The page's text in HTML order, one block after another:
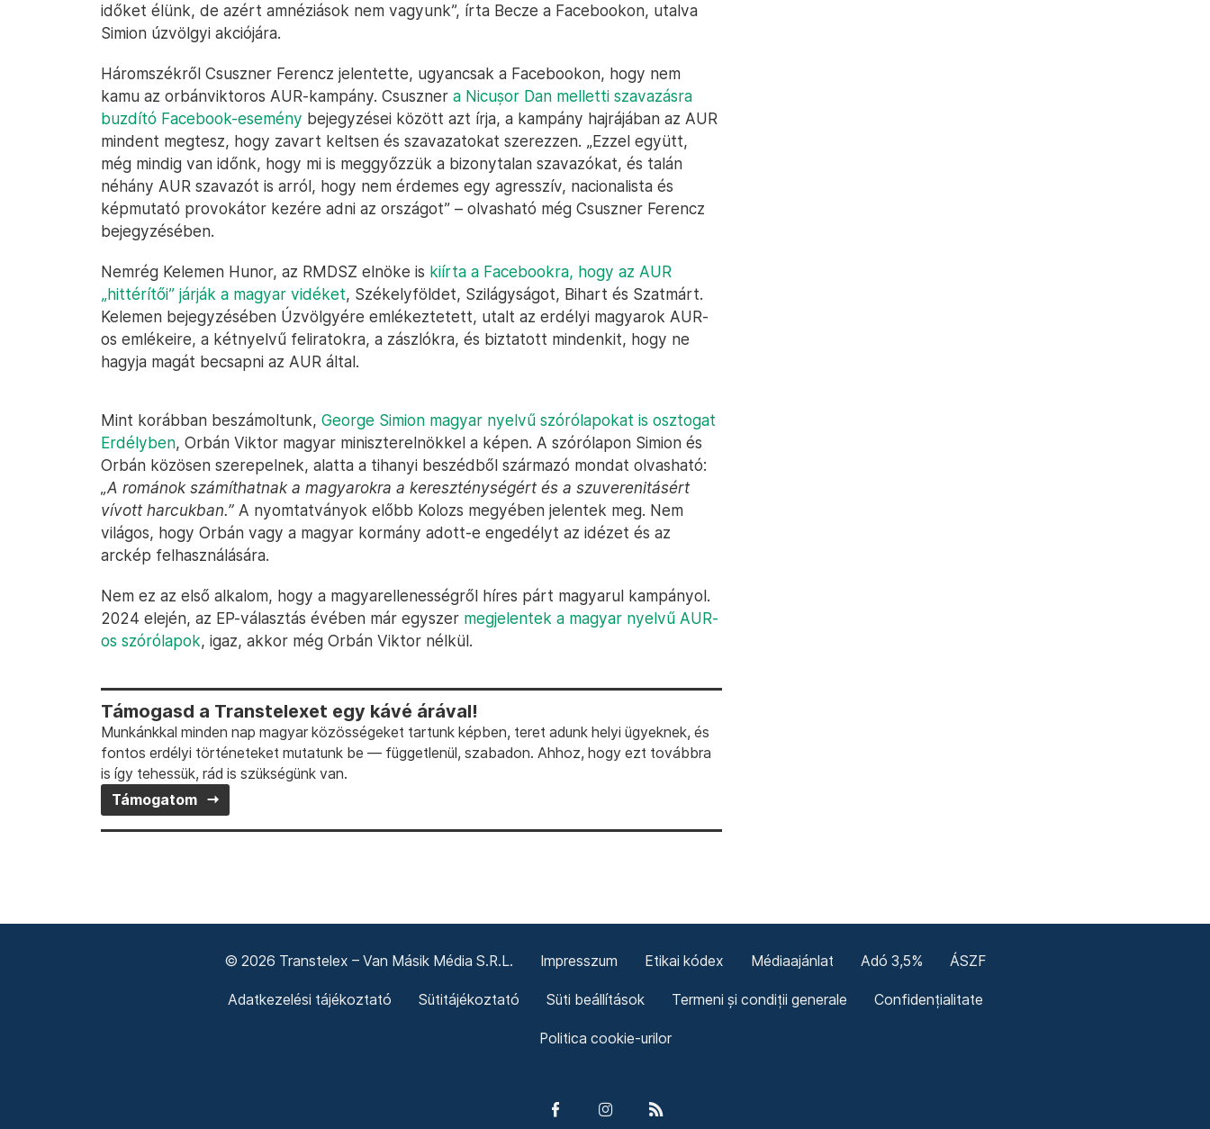
időket élünk, de azért amnéziások nem vagyunk”, írta Becze a Facebookon, utalva
Simion úzvölgyi akciójára.
Háromszékről Csuszner Ferencz jelentette, ugyancsak a Facebookon, hogy nem
kamu az orbánviktoros AUR-kampány. Csuszner a Nicușor Dan melletti szavazásra
buzdító Facebook-esemény bejegyzései között azt írja, a kampány hajrájában az AUR
mindent megtesz, hogy zavart keltsen és szavazatokat szerezzen. „Ezzel együtt,
még mindig van időnk, hogy mi is meggyőzzük a bizonytalan szavazókat, és talán
néhány AUR szavazót is arról, hogy nem érdemes egy agresszív, nacionalista és
képmutató provokátor kezére adni az országot” – olvasható még Csuszner Ferencz
bejegyzésében.
Nemrég Kelemen Hunor, az RMDSZ elnöke is kiírta a Facebookra, hogy az AUR
„hittérítői” járják a magyar vidéket, Székelyföldet, Szilágyságot, Bihart és Szatmárt.
Kelemen bejegyzésében Úzvölgyére emlékeztetett, utalt az erdélyi magyarok AUR-
os emlékeire, a kétnyelvű feliratokra, a zászlókra, és biztatott mindenkit, hogy ne
hagyja magát becsapni az AUR által.
Mint korábban beszámoltunk, George Simion magyar nyelvű szórólapokat is osztogat
Erdélyben, Orbán Viktor magyar miniszterelnökkel a képen. A szórólapon Simion és
Orbán közösen szerepelnek, alatta a tihanyi beszédből származó mondat olvasható:
„A románok számíthatnak a magyarokra a kereszténységért és a szuverenitásért
vívott harcukban.” A nyomtatványok előbb Kolozs megyében jelentek meg. Nem
világos, hogy Orbán vagy a magyar kormány adott-e engedélyt az idézet és az
arckép felhasználására.
Nem ez az első alkalom, hogy a magyarellenességről híres párt magyarul kampányol.
2024 elején, az EP-választás évében már egyszer megjelentek a magyar nyelvű AUR-
os szórólapok, igaz, akkor még Orbán Viktor nélkül.
Támogasd a Transtelexet egy kávé árával!
Munkánkkal minden nap magyar közösségeket tartunk képben, teret adunk helyi ügyeknek, és
fontos erdélyi történeteket mutatunk be — függetlenül, szabadon. Ahhoz, hogy ezt továbbra
is így tehessük, rád is szükségünk van.
Támogatom
© 2026 Transtelex – Van Másik Média S.R.L. Impresszum Etikai kódex Médiaajánlat Adó 3,5% ÁSZF
Adatkezelési tájékoztató Sütitájékoztató Süti beállítások Termeni și condiții generale Confidențialitate
Politica cookie-urilor